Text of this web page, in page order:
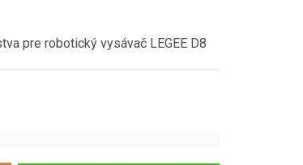
pre robotický vysávač LEGEE D8